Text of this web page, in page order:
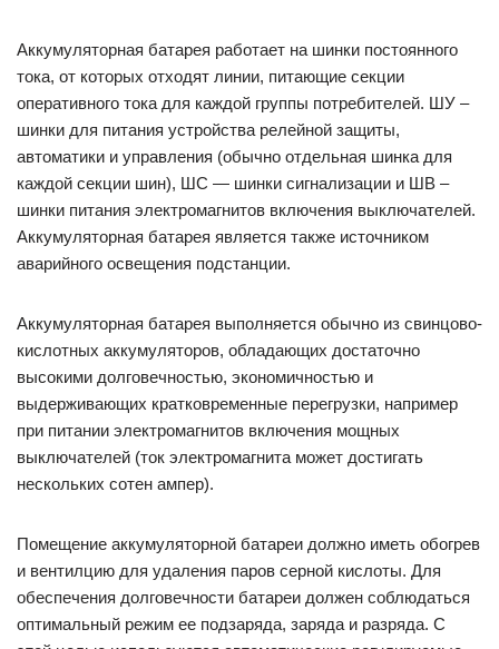
Аккумуляторная батарея работает на шинки постоянного
тока, от которых отходят линии, питающие секции
оперативного тока для каждой группы потребителей. ШУ –
шинки для питания устройства релейной защиты,
автоматики и управления (обычно отдельная шинка для
каждой секции шин), ШС — шинки сигнализации и ШВ –
шинки питания электромагнитов включения выключателей.
Аккумуляторная батарея является также источником
аварийного освещения подстанции.
Аккумуляторная батарея выполняется обычно из свинцово-
кислотных аккумуляторов, обладающих достаточно
высокими долговечностью, экономичностью и
выдерживающих кратковременные перегрузки, например
при питании электромагнитов включения мощных
выключателей (ток электромагнита может достигать
нескольких сотен ампер).
Помещение аккумуляторной батареи должно иметь обогрев
и вентилцию для удаления паров серной кислоты. Для
обеспечения долговечности батареи должен соблюдаться
оптимальный режим ее подзаряда, заряда и разряда. С